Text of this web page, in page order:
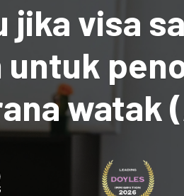
jika visa
watak